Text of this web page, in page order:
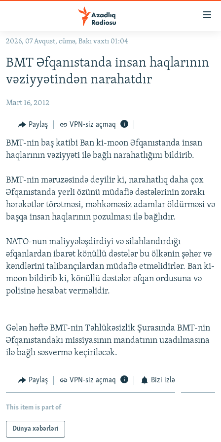
Əsas
qayıt
Əsas
naviqasiyaya
qayıt
KORRUPSIOMETR
#ƏSLINDƏ
FƏRQƏ BAX
QANUNI DOĞRU
ARAŞDIRMA
MULTIMEDIA
VIDEO
FOTOQALEREYA
KARIKATURA
RADIO ARXIV
OXU ZALI
İSLAM VƏ DEMOKRATIYA
İZ - MƏDƏNIYYƏT PROQRAMI
HAQQIMIZDA
PEŞƏ ETIKASI VƏ JURNALISTIKA STANDARTLARIMIZ
MATERIALLARIMIZDAN ISTIFADƏ
AZADLIQRADIOSU MOBIL TELEFONUNUZDA
BIZI IZLƏ
RFE/RL-in bütün saytları
2026, 07 Avqust, cümə, Bakı vaxtı 01:04
BMT Əfqanıstanda insan haqlarının
vəziyyətindən narahatdır
Mart 16, 2012
Paylaş VPN-siz açmaq
BMT-nin baş katibi Ban ki-moon Əfqanıstanda insan
haqlarının vəziyyəti ilə bağlı narahatlığını bildirib.
BMT-nin məruzəsində deyilir ki, narahatlıq daha çox
Əfqanıstanda yerli özünü müdafiə dəstələrinin zorakı
hərəkətlər törətməsi, məhkəməsiz adamlar öldürməsi və
başqa insan haqlarının pozulması ilə bağlıdır.
NATO-nun maliyyələşdirdiyi və silahlandırdığı
əfqanlardan ibarət könüllü dəstələr bu ölkənin şəhər və
kəndlərini talibançılardan müdafiə etməlidirlər. Ban ki-
moon bildirib ki, könüllü dəstələr əfqan ordusuna və
polisinə hesabat verməlidir.
Gələn həftə BMT-nin Təhlükəsizlik Şurasında BMT-nin
Əfqanıstandakı missiyasının mandatının uzadılmasına
ilə bağlı səsvermə keçiriləcək.
Paylaş VPN-siz açmaq Bizi izlə
This item is part of
Dünya xəbərləri